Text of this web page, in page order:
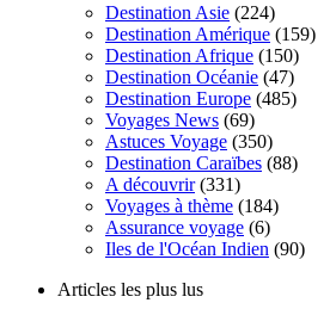
Destination Asie (224)
Destination Amérique (159)
Destination Afrique (150)
Destination Océanie (47)
Destination Europe (485)
Voyages News (69)
Astuces Voyage (350)
Destination Caraïbes (88)
A découvrir(331)
Voyages à thème (184)
Assurance voyage (6)
Iles de l'Océan Indien (90)
Articles les plus lus